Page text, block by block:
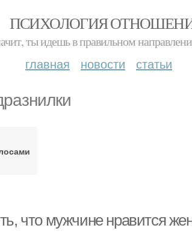
ПСИХОЛОГИЯ
ты идешь в правильном
главная новости статьи
что мужчине нравится